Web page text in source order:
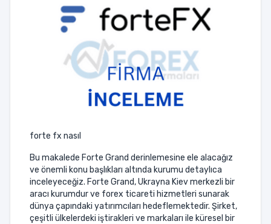
forte fx nasıl
Bu makalede Forte Grand derinlemesine ele alacağız
ve önemli konu başlıkları altında kurumu detaylıca
inceleyeceğiz. Forte Grand, Ukrayna Kiev merkezli bir
aracı kurumdur ve forex ticareti hizmetleri sunarak
dünya çapındaki yatırımcıları hedeflemektedir. Şirket,
çeşitli ülkelerdeki iştirakleri ve markaları ile küresel bir